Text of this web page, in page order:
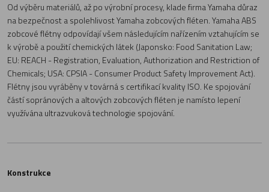
Od výběru materiálů, až po výrobní procesy, klade firma Yamaha důraz
na bezpečnost a spolehlivost Yamaha zobcových fléten. Yamaha ABS
zobcové flétny odpovídají všem následujícím nařízením vztahujícím se
k výrobě a použití chemických látek (Japonsko: Food Sanitation Law;
EU: REACH - Registration, Evaluation, Authorization and Restriction of
Chemicals; USA: CPSIA - Consumer Product Safety Improvement Act).
Flétny jsou vyráběny v továrná s certifikací kvality ISO. Ke spojování
částí sopránových a altových zobcových fléten je namísto lepení
využívána ultrazvuková technologie spojování.
Konstrukce